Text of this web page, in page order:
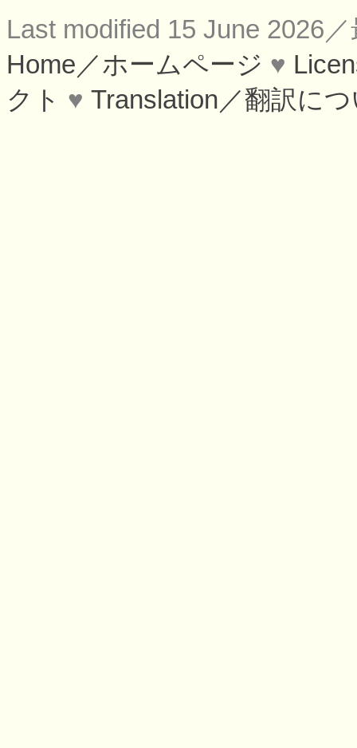
Last modified 15 June 2026
Home／ホームページ ♥
クト ♥ Translation／翻訳に